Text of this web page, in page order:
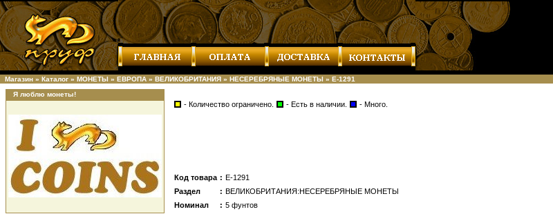
Магазин » Каталог » МОНЕТЫ » ЕВРОПА » ВЕЛИКОБРИТАНИЯ » НЕСЕРЕБРЯНЫЕ МОНЕТЫ » Е-1291
Я люблю монеты!
- Количество ограничено. - Есть в наличии. - Много.
Код товара : Е-1291
Раздел
: ВЕЛИКОБРИТАНИЯ:НЕСЕРЕБРЯНЫЕ МОНЕТЫ
Номинал
: 5 фунтов